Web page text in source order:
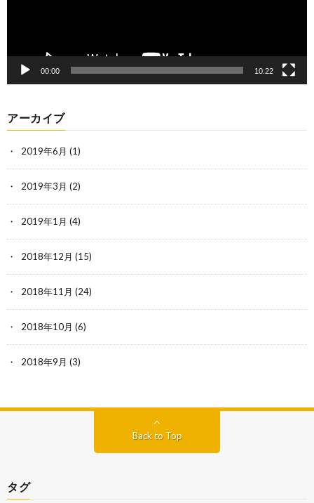
00:00 10:22
アーカイブ
2019年6月 (1)
2019年3月 (2)
2019年1月 (4)
2018年12月 (15)
2018年11月 (24)
2018年10月 (6)
2018年9月 (3)
Back to Top
タグ